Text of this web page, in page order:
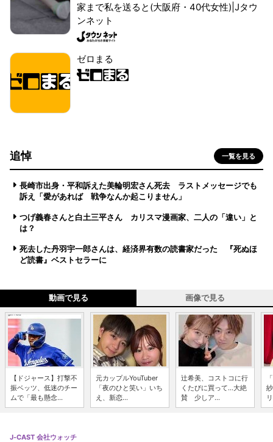
家まで私を送ると(大阪府・40代女性)|Jタウ
ンネット
ゼロまる
追悼 一覧を見る
長崎市出身・平和訴えた美輪明宏さん死去 ラストメッセージでも
訴え「愛があれば 戦争なんか起こりません」
つげ義春さんと白土三平さん カリスマ漫画家、二人の「違い」と
は？
死去した丹羽宇一郎さんは、経済界有数の読書家だった 『死ぬほ
ど読書』ベストセラーに
動画で見る 画像で見る
【ドジャース】打撃不
振ベッツ、低迷のチー
ムで「最も懸念...
元カップルYouTuber
「夜のひと笑い」いち
え、新恋...
辻希美、コストコに行
くたびに買って...大絶
賛 少しア...
J-CAST 会社ウォッチ